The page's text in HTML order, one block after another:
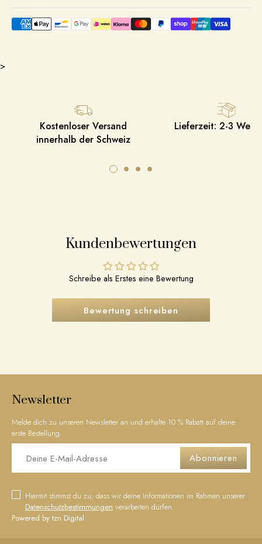
>
Kostenloser Versand
innerhalb der Schweiz
Lieferzeit: 2-3
Kundenbewertungen
Schreibe als Erstes eine Bewertung
Bewertung schreiben
Newsletter
Melde dich zu unseren Newsletter an und erhalte 10 % Rabatt auf deine
erste Bestellung.
Abonnieren
Hiermit stimmst du zu, dass wir deine Informationen im Rahmen unserer
Datenschutzbestimmungen verarbeiten dürfen.
Powered by tzn Digital